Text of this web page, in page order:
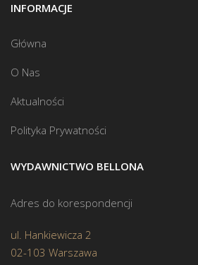
INFORMACJE
Główna
O Nas
Aktualności
Polityka Prywatności
WYDAWNICTWO BELLONA
Adres do korespondencji
ul. Hankiewicza 2
02-103 Warszawa